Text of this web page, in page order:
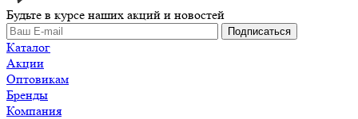
Будьте в курсе наших акций и новостей
Подписаться
Каталог
Акции
Оптовикам
Бренды
Компания